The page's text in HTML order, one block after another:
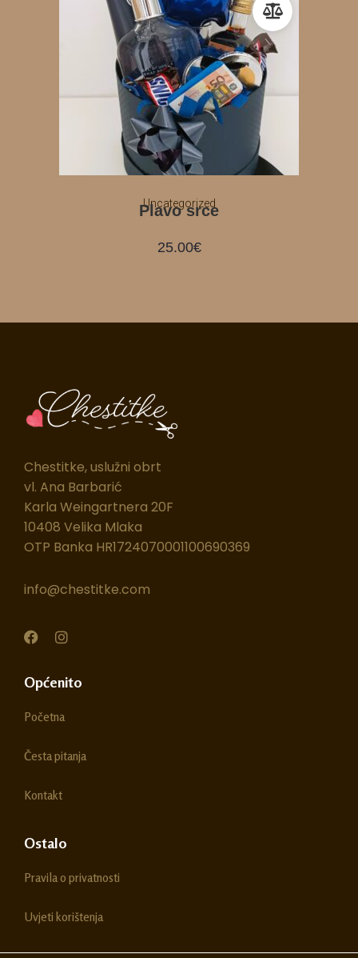
Uncategorized
Plavo srce
25.00€
Chestitke, uslužni obrt
vl. Ana Barbarić
Karla Weingartnera 20F
10408 Velika Mlaka
OTP Banka HR1724070001100690369
info@chestitke.com
F
e
b
o
I
t
r
m
Općenito
Početna
Česta pitanja
Kontakt
Ostalo
Pravila o privatnosti
Uvjeti korištenja